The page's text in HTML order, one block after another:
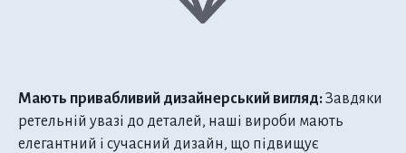
Мають привабливий дизайнерський вигляд:Завдяки
ретельній увазі до деталей, наші вироби мають
елегантний і сучасний дизайн, що підвищує